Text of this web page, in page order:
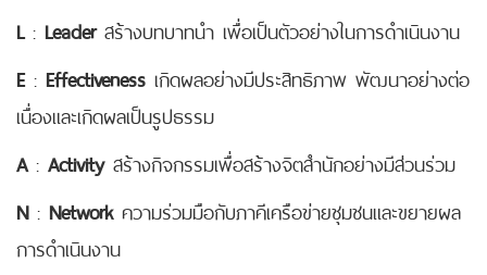
L: Leaderสร้างบทบาทนำ เพื่อเป็นตัวอย่างในการดำเนินงาน
E: Effectiveness เกิดผลอย่างมีประสิทธิภาพ พัฒนาอย่างต่อ
เนื่องและเกิดผลเป็นรูปธรรม
A: Activity สร้างกิจกรรมเพื่อสร้างจิตสำนักอย่างมีส่วนร่วม
N: Networkความร่วมมือกับภาคีเครือข่ายชุมชนและขยายผล
การดำเนินงาน